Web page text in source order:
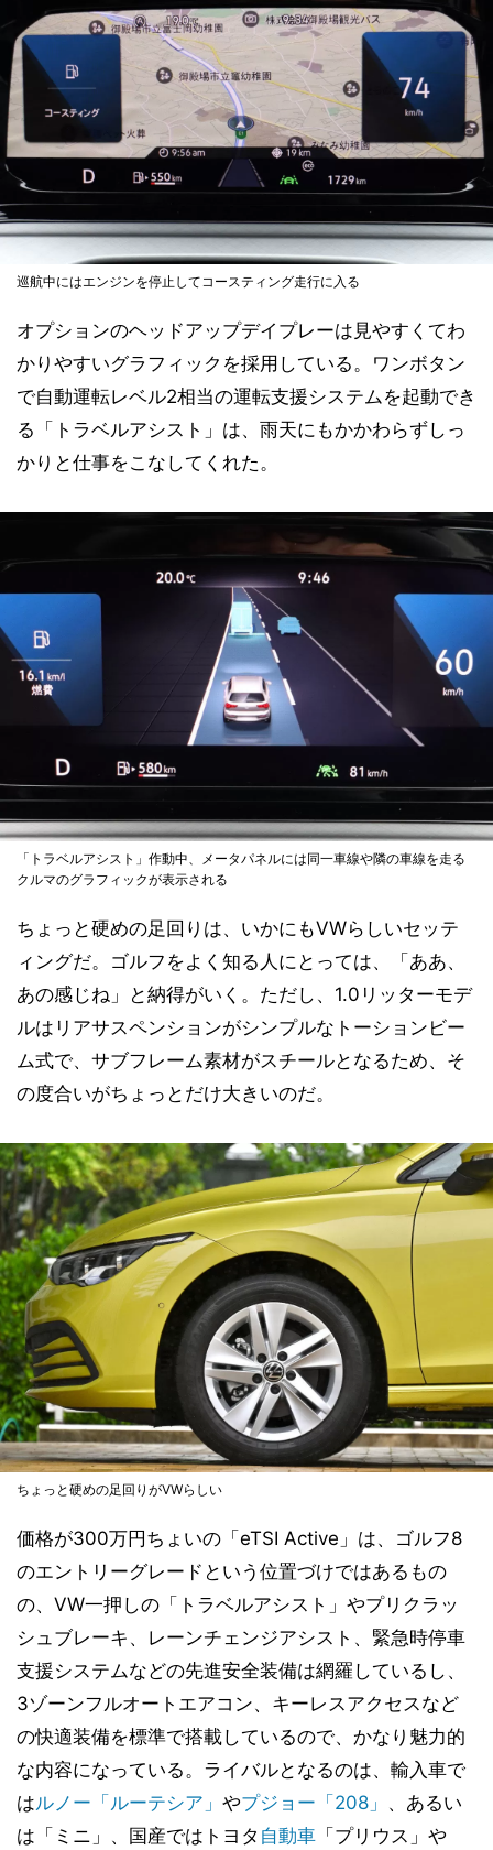
巡航中にはエンジンを停止してコースティング走行に入る
オプションのヘッドアップデイプレーは見やすくてわ
かりやすいグラフィックを採用している。ワンボタン
で自動運転レベル2相当の運転支援システムを起動でき
る「トラベルアシスト」は、雨天にもかかわらずしっ
かりと仕事をこなしてくれた。
「トラベルアシスト」作動中、メータパネルには同一車線や隣の車線を走る
クルマのグラフィックが表示される
ちょっと硬めの足回りは、いかにもVWらしいセッテ
ィングだ。ゴルフをよく知る人にとっては、「ああ、
あの感じね」と納得がいく。ただし、1.0リッターモデ
ルはリアサスペンションがシンプルなトーションビー
ム式で、サブフレーム素材がスチールとなるため、そ
の度合いがちょっとだけ大きいのだ。
ちょっと硬めの足回りがVWらしい
価格が300万円ちょいの「eTSI Active」は、ゴルフ8
のエントリーグレードという位置づけではあるもの
の、VW一押しの「トラベルアシスト」やプリクラッ
シュブレーキ、レーンチェンジアシスト、緊急時停車
支援システムなどの先進安全装備は網羅しているし、
3ゾーンフルオートエアコン、キーレスアクセスなど
の快適装備を標準で搭載しているので、かなり魅力的
な内容になっている。ライバルとなるのは、輸入車で
はルノー「ルーテシア」 やプジョー「208」 、あるい
は「ミニ」、国産ではトヨタ 自動車 「プリウス」や